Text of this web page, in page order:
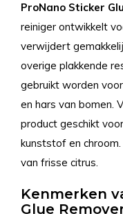
ProNano Sticker
reiniger ontwikkelt
verwijdert
overige plakkende
gebruikt worden
en hars van bomen.
product geschikt
kunststof en
van frisse citrus.
Kenmerken
Glue